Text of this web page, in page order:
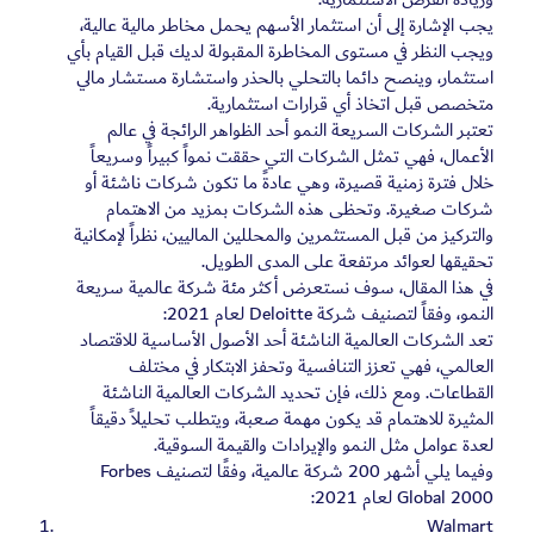
يجب الإشارة إلى أن استثمار الأسهم يحمل مخاطر مالية عالية،
ويجب النظر في مستوى المخاطرة المقبولة لديك قبل القيام بأي
استثمار، وينصح دائما بالتحلي بالحذر واستشارة مستشار مالي
متخصص قبل اتخاذ أي قرارات استثمارية.
تعتبر الشركات السريعة النمو أحد الظواهر الرائجة في عالم
الأعمال، فهي تمثل الشركات التي حققت نمواً كبيراً وسريعاً
خلال فترة زمنية قصيرة، وهي عادةً ما تكون شركات ناشئة أو
شركات صغيرة. وتحظى هذه الشركات بمزيد من الاهتمام
والتركيز من قبل المستثمرين والمحللين الماليين، نظراً لإمكانية
تحقيقها لعوائد مرتفعة على المدى الطويل.
في هذا المقال، سوف نستعرض أكثر مئة شركة عالمية سريعة
النمو، وفقاً لتصنيف شركة Deloitte لعام 2021:
تعد الشركات العالمية الناشئة أحد الأصول الأساسية للاقتصاد
العالمي، فهي تعزز التنافسية وتحفز الابتكار في مختلف
القطاعات. ومع ذلك، فإن تحديد الشركات العالمية الناشئة
المثيرة للاهتمام قد يكون مهمة صعبة، ويتطلب تحليلاً دقيقاً
لعدة عوامل مثل النمو والإيرادات والقيمة السوقية.
وفيما يلي أشهر 200 شركة عالمية، وفقًا لتصنيف Forbes
Global 2000 لعام 2021:
Walmart